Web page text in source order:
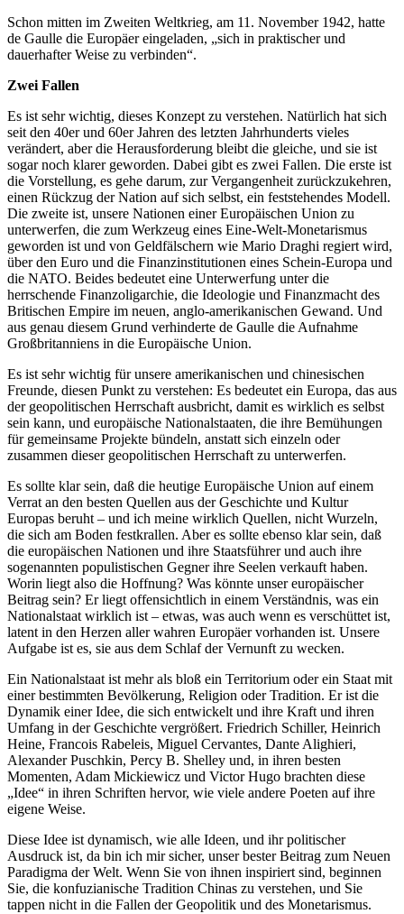
Schon mitten im Zweiten Weltkrieg, am 11. November 1942, hatte
de Gaulle die Europäer eingeladen, „sich in praktischer und
dauerhafter Weise zu verbinden“.
Zwei Fallen
Es ist sehr wichtig, dieses Konzept zu verstehen. Natürlich hat sich
seit den 40er und 60er Jahren des letzten Jahrhunderts vieles
verändert, aber die Herausforderung bleibt die gleiche, und sie ist
sogar noch klarer geworden. Dabei gibt es zwei Fallen. Die erste ist
die Vorstellung, es gehe darum, zur Vergangenheit zurückzukehren,
einen Rückzug der Nation auf sich selbst, ein feststehendes Modell.
Die zweite ist, unsere Nationen einer Europäischen Union zu
unterwerfen, die zum Werkzeug eines Eine-Welt-Monetarismus
geworden ist und von Geldfälschern wie Mario Draghi regiert wird,
über den Euro und die Finanzinstitutionen eines Schein-Europa und
die NATO. Beides bedeutet eine Unterwerfung unter die
herrschende Finanzoligarchie, die Ideologie und Finanzmacht des
Britischen Empire im neuen, anglo-amerikanischen Gewand. Und
aus genau diesem Grund verhinderte de Gaulle die Aufnahme
Großbritanniens in die Europäische Union.
Es ist sehr wichtig für unsere amerikanischen und chinesischen
Freunde, diesen Punkt zu verstehen: Es bedeutet ein Europa, das aus
der geopolitischen Herrschaft ausbricht, damit es wirklich es selbst
sein kann, und europäische Nationalstaaten, die ihre Bemühungen
für gemeinsame Projekte bündeln, anstatt sich einzeln oder
zusammen dieser geopolitischen Herrschaft zu unterwerfen.
Es sollte klar sein, daß die heutige Europäische Union auf einem
Verrat an den besten Quellen aus der Geschichte und Kultur
Europas beruht – und ich meine wirklich Quellen, nicht Wurzeln,
die sich am Boden festkrallen. Aber es sollte ebenso klar sein, daß
die europäischen Nationen und ihre Staatsführer und auch ihre
sogenannten populistischen Gegner ihre Seelen verkauft haben.
Worin liegt also die Hoffnung? Was könnte unser europäischer
Beitrag sein? Er liegt offensichtlich in einem Verständnis, was ein
Nationalstaat wirklich ist – etwas, was auch wenn es verschüttet ist,
latent in den Herzen aller wahren Europäer vorhanden ist. Unsere
Aufgabe ist es, sie aus dem Schlaf der Vernunft zu wecken.
Ein Nationalstaat ist mehr als bloß ein Territorium oder ein Staat mit
einer bestimmten Bevölkerung, Religion oder Tradition. Er ist die
Dynamik einer Idee, die sich entwickelt und ihre Kraft und ihren
Umfang in der Geschichte vergrößert. Friedrich Schiller, Heinrich
Heine, Francois Rabeleis, Miguel Cervantes, Dante Alighieri,
Alexander Puschkin, Percy B. Shelley und, in ihren besten
Momenten, Adam Mickiewicz und Victor Hugo brachten diese
„Idee“ in ihren Schriften hervor, wie viele andere Poeten auf ihre
eigene Weise.
Diese Idee ist dynamisch, wie alle Ideen, und ihr politischer
Ausdruck ist, da bin ich mir sicher, unser bester Beitrag zum Neuen
Paradigma der Welt. Wenn Sie von ihnen inspiriert sind, beginnen
Sie, die konfuzianische Tradition Chinas zu verstehen, und Sie
tappen nicht in die Fallen der Geopolitik und des Monetarismus.